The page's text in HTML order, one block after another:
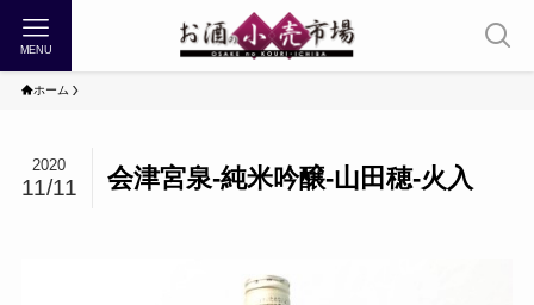
MENU
ホーム
会津宮泉-純米吟醸-山田穂-火入
2020
11/11